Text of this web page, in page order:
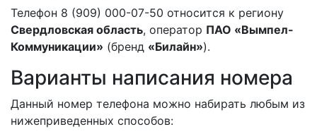
Телефон 8 (909) 000-07-50 относится к региону
Свердловская область, оператор ПАО «Вымпел-
Коммуникации» (бренд «Билайн»).
Варианты написания номера
Данный номер телефона можно набирать любым из
нижеприведенных способов: